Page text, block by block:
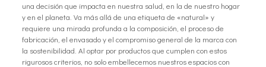
una decisión que impacta en nuestra salud, en la de nuestro hogar
y en el planeta. Va más allá de una etiqueta de «natural» y
requiere una mirada profunda a la composición, el proceso de
fabricación, el envasado y el compromiso general de la marca con
la sostenibilidad. Al optar por productos que cumplen con estos
rigurosos criterios, no solo embellecemos nuestros espacios con